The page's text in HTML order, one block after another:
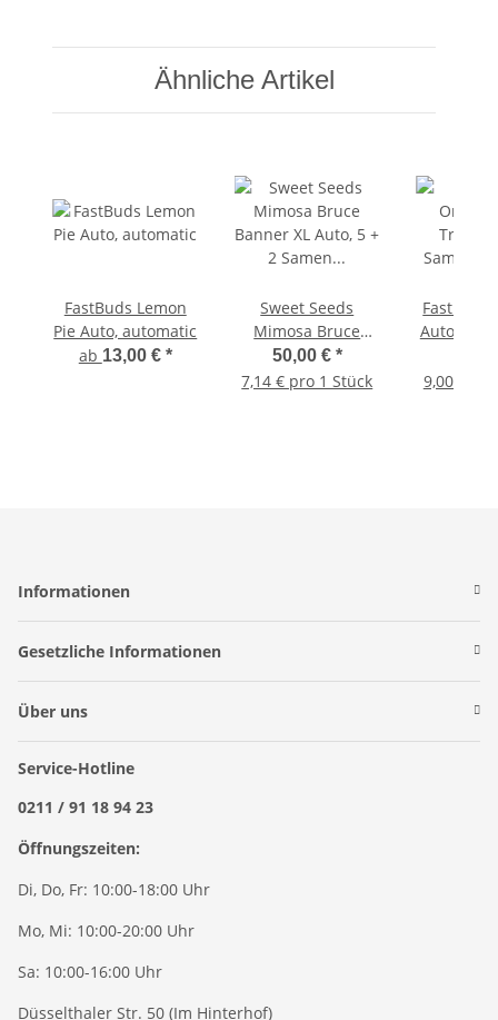
Ähnliche Artikel
FastBuds Lemon
Pie Auto, automatic
ab 13,00 € *
Sweet Seeds
Mimosa Bruce
Banner XL Auto, 5 +
2 Samen automatic
50,00 € *
7,14 € pro 1 Stück
Auto
9,00 €
Informationen
Gesetzliche Informationen
Über uns
Service-Hotline
0211 / 91 18 94 23
Öffnungszeiten:
Di, Do, Fr: 10:00-18:00 Uhr
Mo, Mi: 10:00-20:00 Uhr
Sa: 10:00-16:00 Uhr
Düsselthaler Str. 50 (Im Hinterhof)